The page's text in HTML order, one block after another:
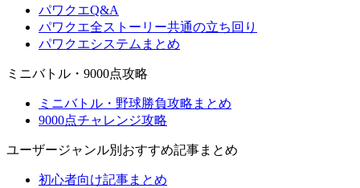
パワクエQ&A
パワクエ全ストーリー共通の立ち回り
パワクエシステムまとめ
ミニバトル・9000点攻略
ミニバトル・野球勝負攻略まとめ
9000点チャレンジ攻略
ユーザージャンル別おすすめ記事まとめ
初心者向け記事まとめ